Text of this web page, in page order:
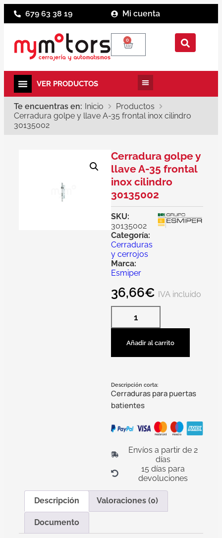
679 63 38 19 Mi cuenta
0
Te encuentras en: Inicio
Productos
Cerradura golpe y llave A-35 frontal inox cilindro
30135002
Cerradura golpe y
llave A-35 frontal
inox cilindro
30135002
SKU:
30135002
Categoría:
Cerraduras
y cerrojos
Marca:
Esmiper
36,66€ IVA incluido
Añadir al carrito
Descripción corta:
Cerraduras para puertas
batientes
Envíos a partir de 2
días
15 días para
devoluciones
Descripción Valoraciones (0)
Documento